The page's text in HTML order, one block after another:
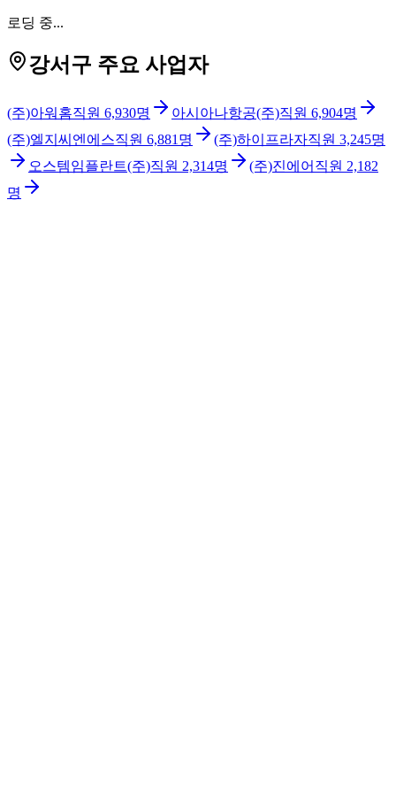
로딩 중...
강서구 주요 사업자
(주)아워홈직원 6,930명 아시아나항공(주)직원 6,904명
(주)엘지씨엔에스직원 6,881 명 (주)하이프라자직원 3,245명
오스템임플란트(주)직원 2,314명 (주)진에어 직원 2,182
명